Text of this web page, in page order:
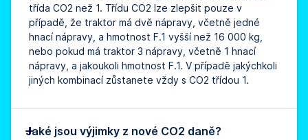
třída CO2 než 1. Třídu CO2 lze zlepšit pouze v
případě, že traktor má dvě nápravy, včetně jedné
hnací nápravy, a hmotnost F.1 vyšší než 16 000 kg,
nebo pokud má traktor 3 nápravy, včetně 1 hnací
nápravy, a jakoukoli hmotnost F.1. V případě jakýchkoli
jiných kombinací zůstanete vždy s CO2 třídou 1.
Jaké jsou výjimky z nové CO2 daně?